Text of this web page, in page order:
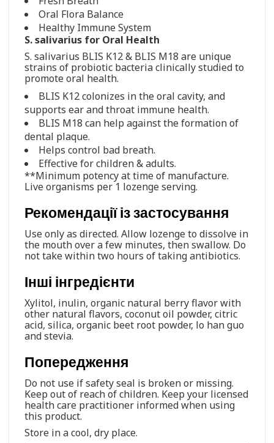
Oral Flora Balance
Healthy Immune System
S. salivarius for Oral Health
S. salivarius BLIS K12 & BLIS M18 are unique
strains of probiotic bacteria clinically studied to
promote oral health.
BLIS K12 colonizes in the oral cavity, and
supports ear and throat immune health.
BLIS M18 can help against the formation of
dental plaque.
Helps control bad breath.
Effective for children & adults.
**Minimum potency at time of manufacture.
Live organisms per 1 lozenge serving.
Рекомендації із застосування
Use only as directed. Allow lozenge to dissolve in
the mouth over a few minutes, then swallow. Do
not take within two hours of taking antibiotics.
Інші інгредієнти
Xylitol, inulin, organic natural berry flavor with
other natural flavors, coconut oil powder, citric
acid, silica, organic beet root powder, lo han guo
and stevia.
Попередження
Do not use if safety seal is broken or missing.
Keep out of reach of children. Keep your licensed
health care practitioner informed when using
this product.
Store in a cool, dry place.